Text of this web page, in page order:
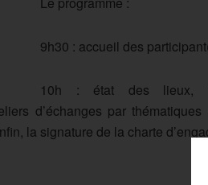
9h30 : accueil des
10h : état des lieux,
d’échanges par
la signature de la charte